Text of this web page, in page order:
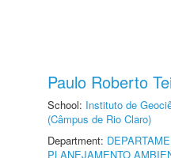
Paulo Roberto
School: Instituto de
(Câmpus de Rio Claro)
Department:
PLANEJAMENTO